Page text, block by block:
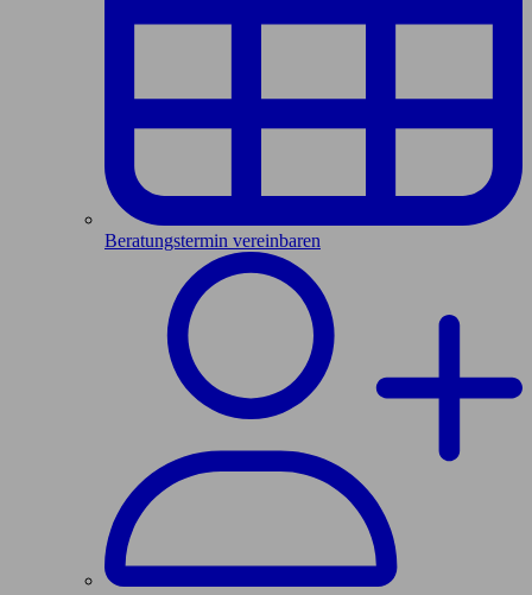
Beratungstermin vereinbaren